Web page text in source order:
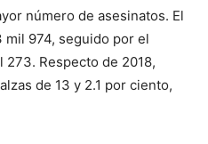
número de asesinatos. El
974, seguido por el
Respecto de 2018,
de 13 y 2.1 por ciento,